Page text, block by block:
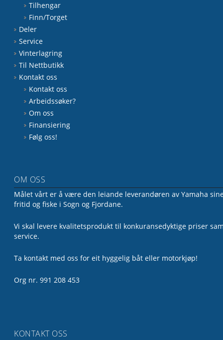
Tilhengar
Finn/Torget
Deler
Service
Vinterlagring
Til Nettbutikk
Kontakt oss
Kontakt oss
Arbeidssøker?
Om oss
Finansiering
Følg oss!
OM OSS
Målet vårt er å være den leiande leverandøren av Yamaha
fritid og fiske i Sogn og Fjordane.
Vi skal levere kvalitetsprodukt til konkuransedyktige priser
service.
Ta kontakt med oss for eit hyggelig båt eller motorkjøp!
Org nr. 991 208 453
KONTAKT OSS